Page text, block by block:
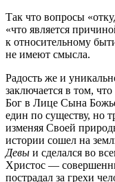
Так что вопросы
«что является
к относительному
не имеют смысла.
Радость же и
заключается в том,
Бог в Лице Сына
един по существу, но
изменяя Своей
истории сошел на
Девы и сделался во
Христос —
пострадал за грехи